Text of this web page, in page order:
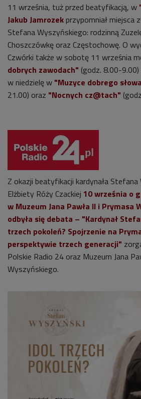
11 września, tuż przed beatyfikacją, w
Jakub Jamrozek przypomniał miejsca
Stefana Wyszyńskiego: rodzinną
Choszczówkę oraz Częstochowę. O
Czwórki także w sobotę 11 września
dobrych zawodach" (godz. 8.00-
w niedzielę w "Muzyce dobrego
21.00) oraz "Nocnych cz@tach"
Z okazji beatyfikacji kardynała
Elżbiety Róży Czackiej 10 września o
w Muzeum Jana Pawła II i Prymasa
odbyła się debata – "Kardynał
trzech pokoleń? Spojrzenie na
perspektywie trzech generacji"
Polskie Radio 24 oraz Muzeum Jana
Wyszyńskiego.